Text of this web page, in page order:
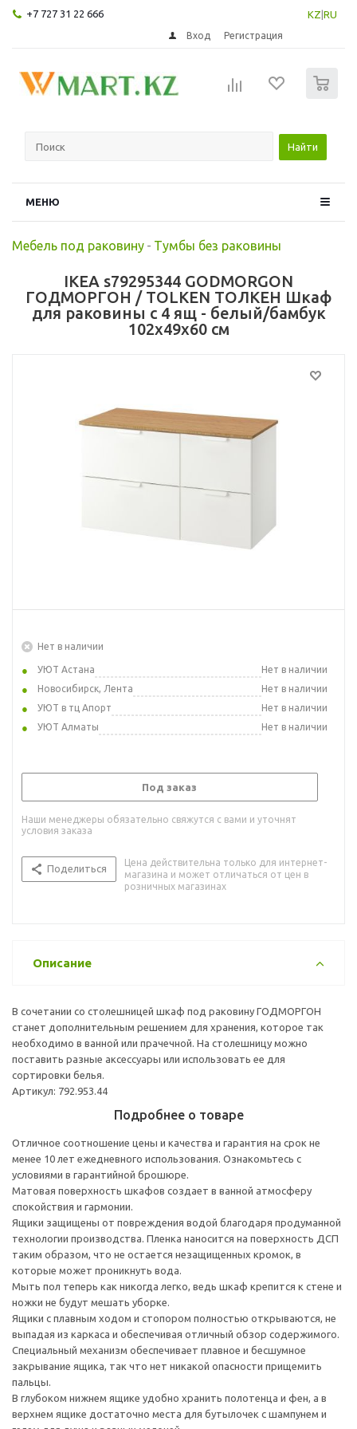
+7 727 31 22 666 KZ RU
Вход Регистрация
Найти
МЕНЮ
Мебель под раковину - Тумбы без раковины
IKEA s79295344 GODMORGON
ГОДМОРГОН / TOLKEN ТОЛКЕН Шкаф
для раковины с 4 ящ - белый/бамбук
102x49x60 см
Нет в наличии
УЮТ Астана
Нет в наличии
Новосибирск, Лента
Нет в наличии
УЮТ в тц Апорт
Нет в наличии
УЮТ Алматы
Нет в наличии
Под заказ
Наши менеджеры обязательно свяжутся с вами и уточнят
условия заказа
Поделиться
Цена действительна только для интернет-
магазина и может отличаться от цен в
розничных магазинах
Описание
В сочетании со столешницей шкаф под раковину ГОДМОРГОН
станет дополнительным решением для хранения, которое так
необходимо в ванной или прачечной. На столешницу можно
поставить разные аксессуары или использовать ее для
сортировки белья.
Артикул: 792.953.44
Подробнее о товаре
Отличное соотношение цены и качества и гарантия на срок не
менее 10 лет ежедневного использования. Ознакомьтесь с
условиями в гарантийной брошюре.
Матовая поверхность шкафов создает в ванной атмосферу
спокойствия и гармонии.
Ящики защищены от повреждения водой благодаря продуманной
технологии производства. Пленка наносится на поверхность ДСП
таким образом, что не остается незащищенных кромок, в
которые может проникнуть вода.
Мыть пол теперь как никогда легко, ведь шкаф крепится к стене и
ножки не будут мешать уборке.
Ящики с плавным ходом и стопором полностью открываются, не
выпадая из каркаса и обеспечивая отличный обзор содержимого.
Специальный механизм обеспечивает плавное и бесшумное
закрывание ящика, так что нет никакой опасности прищемить
пальцы.
В глубоком нижнем ящике удобно хранить полотенца и фен, а в
верхнем ящике достаточно места для бутылочек с шампунем и